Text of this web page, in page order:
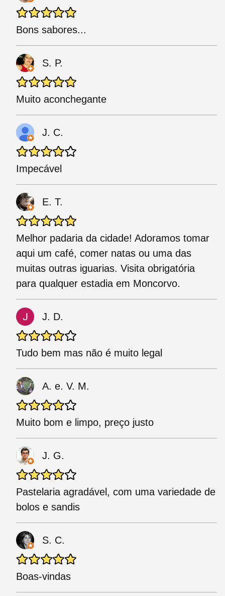
Bons sabores...
S. P.
Muito aconchegante
J. C.
Impecável
E. T.
Melhor padaria da cidade! Adoramos tomar
aqui um café, comer natas ou uma das
muitas outras iguarias. Visita obrigatória
para qualquer estadia em Moncorvo.
J. D.
Tudo bem mas não é muito legal
A. e. V. M.
Muito bom e limpo, preço justo
J. G.
Pastelaria agradável, com uma variedade de
bolos e sandis
S. C.
Boas-vindas